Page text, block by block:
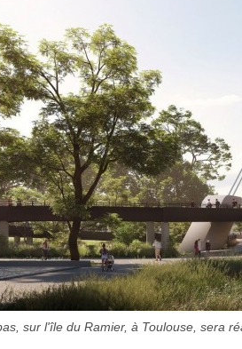
sur l'île du Ramier, à Toulouse, sera